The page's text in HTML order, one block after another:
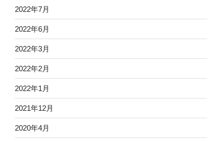
2022年7月
2022年6月
2022年3月
2022年2月
2022年1月
2021年12月
2020年4月